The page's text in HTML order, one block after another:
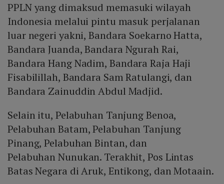
PPLN yang dimaksud memasuki wilayah
Indonesia melalui pintu masuk perjalanan
luar negeri yakni, Bandara Soekarno Hatta,
Bandara Juanda, Bandara Ngurah Rai,
Bandara Hang Nadim, Bandara Raja Haji
Fisabilillah, Bandara Sam Ratulangi, dan
Bandara Zainuddin Abdul Madjid.
Selain itu, Pelabuhan Tanjung Benoa,
Pelabuhan Batam, Pelabuhan Tanjung
Pinang, Pelabuhan Bintan, dan
Pelabuhan Nunukan. Terakhit, Pos Lintas
Batas Negara di Aruk, Entikong, dan Motaain.